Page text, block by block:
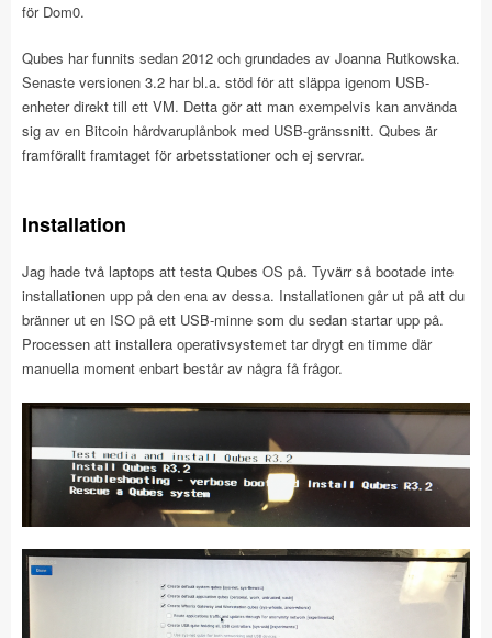
för Dom0.
Qubes har funnits sedan 2012 och grundades av Joanna Rutkowska.
Senaste versionen 3.2 har bl.a. stöd för att släppa igenom USB-
enheter direkt till ett VM. Detta gör att man exempelvis kan använda
sig av en Bitcoin hårdvaruplånbok med USB-gränssnitt. Qubes är
framförallt framtaget för arbetsstationer och ej servrar.
Installation
Jag hade två laptops att testa Qubes OS på. Tyvärr så bootade inte
installationen upp på den ena av dessa. Installationen går ut på att du
bränner ut en ISO på ett USB-minne som du sedan startar upp på.
Processen att installera operativsystemet tar drygt en timme där
manuella moment enbart består av några få frågor.